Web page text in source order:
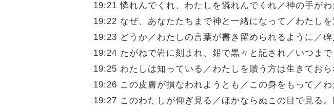
19:21 憐れんでくれ、わたしを憐れんでくれ／神の手が
19:22 なぜ、あなたたちまで神と一緒になって／わたし
19:23 どうか／わたしの言葉が書き留められるように／碑
19:24 たがねで岩に刻まれ、鉛で黒々と記され／いつまで
19:25 わたしは知っている／わたしを贖う方は生きてお
19:26 この皮膚が損なわれようとも／この身をもって／わ
19:27 このわたしが仰ぎ見る／ほかならぬこの目で見る